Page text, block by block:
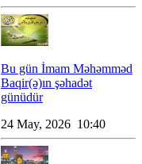
Bu gün İmam Məhəmməd
Baqir(ə)ın şəhadət
günüdür
24 May, 2026 10:40